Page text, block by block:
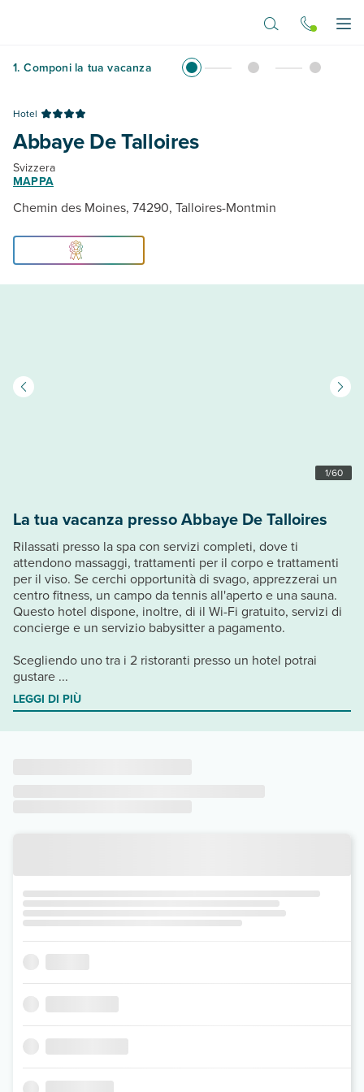
1. Componi la tua vacanza
Hotel
Abbaye De Talloires
Svizzera
MAPPA
Chemin des Moines, 74290, Talloires-Montmin
1/60
La tua vacanza presso Abbaye De Talloires
Rilassati presso la spa con servizi completi, dove ti
attendono massaggi, trattamenti per il corpo e trattamenti
per il viso. Se cerchi opportunità di svago, apprezzerai un
centro fitness, un campo da tennis all'aperto e una sauna.
Questo hotel dispone, inoltre, di il Wi-Fi gratuito, servizi di
concierge e un servizio babysitter a pagamento.
Scegliendo uno tra i 2 ristoranti presso un hotel potrai
gustare ...
LEGGI DI PIÙ